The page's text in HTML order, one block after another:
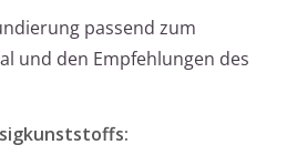
passend zum
und den Empfehlungen des